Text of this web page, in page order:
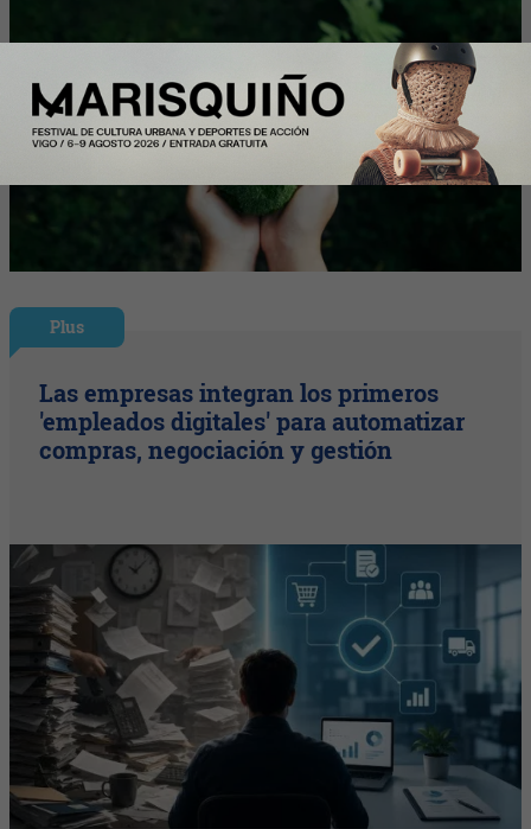
Plus
Las empresas integran los primeros
'empleados digitales' para automatizar
compras, negociación y gestión